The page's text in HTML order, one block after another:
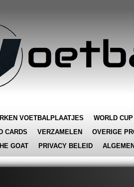
VOETBALPLAATJES WORLD
CARDS
VERZAMELEN OVERIGE
GOAT
PRIVACY BELEID